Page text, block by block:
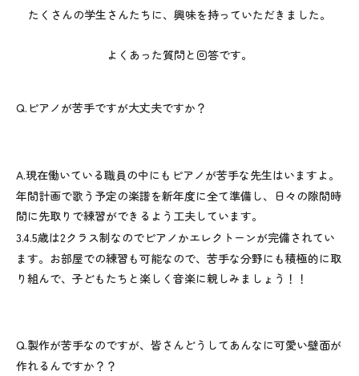
たくさんの学生さんたちに、興味を持っていただきました。
よくあった質問と回答です。
Q. ピアノが苦手ですが大丈夫ですか？
A.現在働いている職員の中にもピアノが苦手な先生はいますよ。
年間計画で歌う予定の楽譜を新年度に全て準備し、日々の隙間時
間に先取りで練習ができるよう工夫しています。
3.4.5歳は2クラス制なのでピアノかエレクトーンが完備されてい
ます。お部屋での練習も可能なので、苦手な分野にも積極的に取
り組んで、子どもたちと楽しく音楽に親しみましょう！！
Q.製作が苦手なのですが、皆さんどうしてあんなに可愛い壁面が
作れるんですか？？